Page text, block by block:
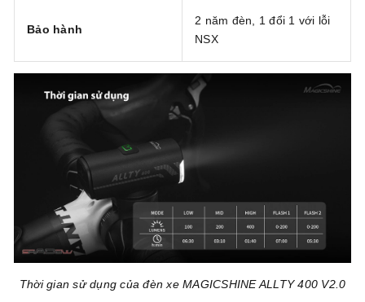
Bảo hành
2 năm đèn, 1 đổi 1 với lỗi
NSX
Thời gian sử dụng của đèn xe MAGICSHINE ALLTY 400 V2.0